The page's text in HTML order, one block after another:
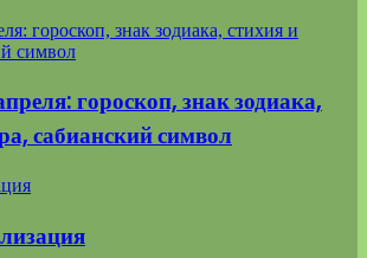
гороскоп, знак зодиака, стихия и
символ
гороскоп, знак зодиака,
сабианский символ